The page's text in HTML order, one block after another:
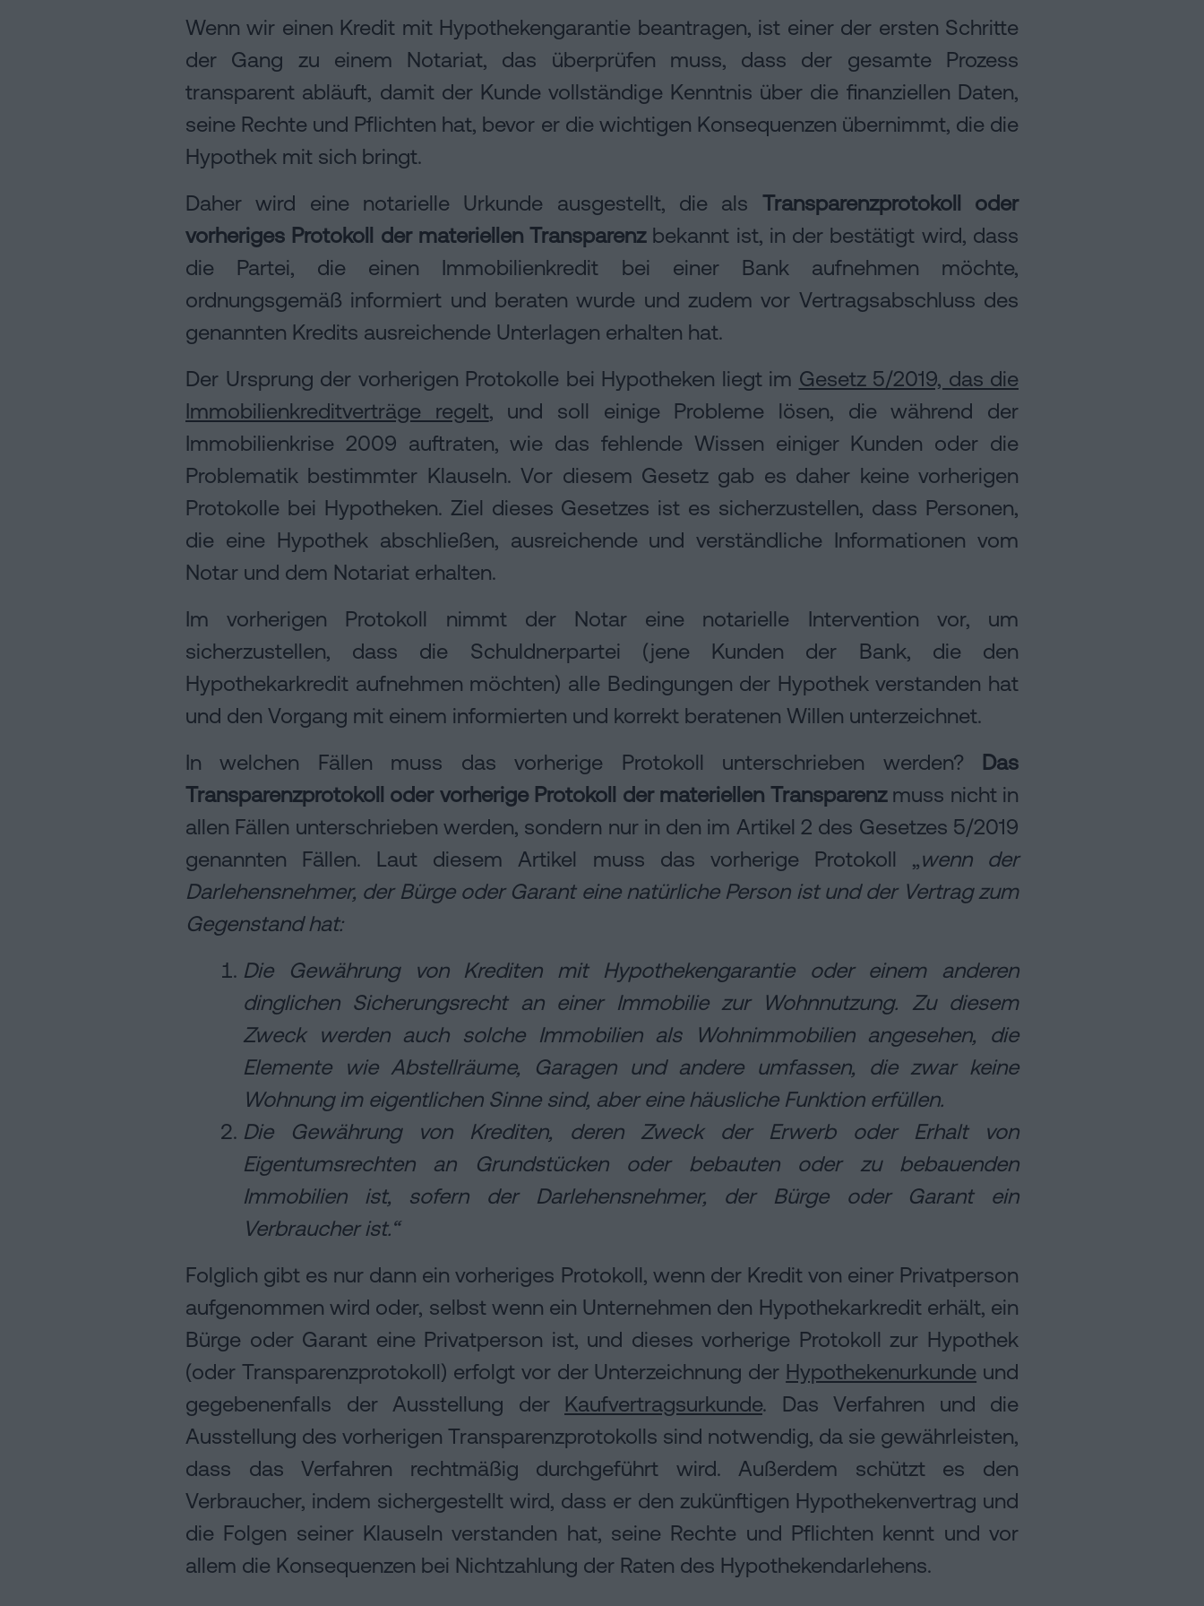
Wenn wir einen Kredit mit Hypothekengarantie beantragen, ist einer der ersten Schritte
der Gang zu einem Notariat, das überprüfen muss, dass der gesamte Prozess
transparent abläuft, damit der Kunde vollständige Kenntnis über die finanziellen Daten,
seine Rechte und Pflichten hat, bevor er die wichtigen Konsequenzen übernimmt, die die
Hypothek mit sich bringt.
Daher wird eine notarielle Urkunde ausgestellt, die als Transparenzprotokoll oder
vorheriges Protokoll der materiellen Transparenzbekannt ist, in der bestätigt wird, dass
die Partei, die einen Immobilienkredit bei einer Bank aufnehmen möchte,
ordnungsgemäß informiert und beraten wurde und zudem vor Vertragsabschluss des
genannten Kredits ausreichende Unterlagen erhalten hat.
Der Ursprung der vorherigen Protokolle bei Hypotheken liegt im Gesetz 5/2019, das die
Immobilienkreditverträge regelt, und soll einige Probleme lösen, die während der
Immobilienkrise 2009 auftraten, wie das fehlende Wissen einiger Kunden oder die
Problematik bestimmter Klauseln. Vor diesem Gesetz gab es daher keine vorherigen
Protokolle bei Hypotheken. Ziel dieses Gesetzes ist es sicherzustellen, dass Personen,
die eine Hypothek abschließen, ausreichende und verständliche Informationen vom
Notar und dem Notariat erhalten.
Im vorherigen Protokoll nimmt der Notar eine notarielle Intervention vor, um
sicherzustellen, dass die Schuldnerpartei (jene Kunden der Bank, die den
Hypothekarkredit aufnehmen möchten) alle Bedingungen der Hypothek verstanden hat
und den Vorgang mit einem informierten und korrekt beratenen Willen unterzeichnet.
In welchen Fällen muss das vorherige Protokoll unterschrieben werden? Das
Transparenzprotokoll oder vorherige Protokoll der materiellen Transparenzmuss nicht in
allen Fällen unterschrieben werden, sondern nur in den im Artikel 2 des Gesetzes 5/2019
genannten Fällen. Laut diesem Artikel muss das vorherige Protokoll „wenn der
Darlehensnehmer, der Bürge oder Garant eine natürliche Person ist und der Vertrag zum
Gegenstand hat:
Die Gewährung von Krediten mit Hypothekengarantie oder einem anderen
dinglichen Sicherungsrecht an einer Immobilie zur Wohnnutzung. Zu diesem
Zweck werden auch solche Immobilien als Wohnimmobilien angesehen, die
Elemente wie Abstellräume, Garagen und andere umfassen, die zwar keine
Wohnung im eigentlichen Sinne sind, aber eine häusliche Funktion erfüllen.
Die Gewährung von Krediten, deren Zweck der Erwerb oder Erhalt von
Eigentumsrechten an Grundstücken oder bebauten oder zu bebauenden
Immobilien ist, sofern der Darlehensnehmer, der Bürge oder Garant ein
Verbraucher ist.“
Folglich gibt es nur dann ein vorheriges Protokoll, wenn der Kredit von einer Privatperson
aufgenommen wird oder, selbst wenn ein Unternehmen den Hypothekarkredit erhält, ein
Bürge oder Garant eine Privatperson ist, und dieses vorherige Protokoll zur Hypothek
(oder Transparenzprotokoll) erfolgt vor der Unterzeichnung der Hypothekenurkunde und
gegebenenfalls der Ausstellung der Kaufvertragsurkunde. Das Verfahren und die
Ausstellung des vorherigen Transparenzprotokolls sind notwendig, da sie gewährleisten,
dass das Verfahren rechtmäßig durchgeführt wird. Außerdem schützt es den
Verbraucher, indem sichergestellt wird, dass er den zukünftigen Hypothekenvertrag und
die Folgen seiner Klauseln verstanden hat, seine Rechte und Pflichten kennt und vor
allem die Konsequenzen bei Nichtzahlung der Raten des Hypothekendarlehens.